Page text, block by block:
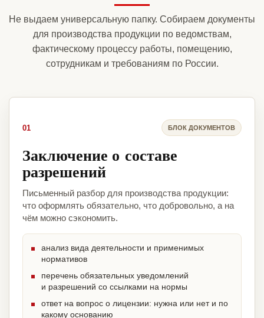
Не выдаем универсальную папку. Собираем документы
для производства продукции по ведомствам,
фактическому процессу работы, помещению,
сотрудникам и требованиям по России.
01 БЛОК ДОКУМЕНТОВ
Заключение о составе
разрешений
Письменный разбор для производства продукции:
что оформлять обязательно, что добровольно, а на
чём можно сэкономить.
анализ вида деятельности и применимых
нормативов
перечень обязательных уведомлений
и разрешений со ссылками на нормы
ответ на вопрос о лицензии: нужна или нет и по
какому основанию